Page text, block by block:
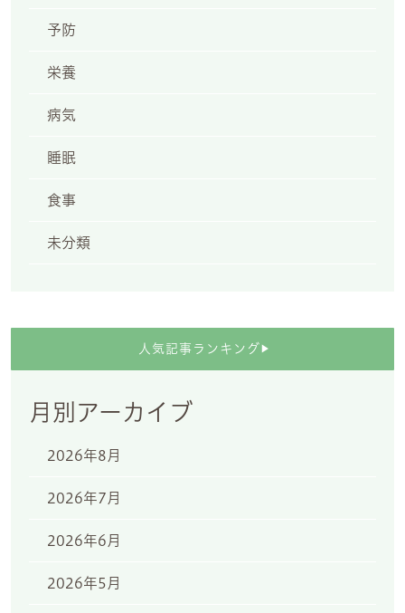
予防
栄養
病気
睡眠
食事
未分類
▶
人気記事ランキング
月別アーカイブ
2026年8月
2026年7月
2026年6月
2026年5月